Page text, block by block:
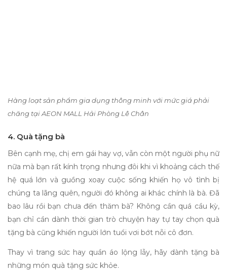
Hàng loạt sản phẩm gia dụng thông minh với mức giá phải
chăng tại AEON MALL Hải Phòng Lê Chân
4. Quà tặng bà
Bên cạnh mẹ, chị em gái hay vợ, vẫn còn một người phụ nữ
nữa mà bạn rất kính trọng nhưng đôi khi vì khoảng cách thế
hệ quá lớn và guồng xoay cuộc sống khiến họ vô tình bị
chúng ta lãng quên, người đó không ai khác chính là bà. Đã
bao lâu rồi bạn chưa đến thăm bà? Không cần quá cầu kỳ,
bạn chỉ cần dành thời gian trò chuyện hay tự tay chọn quà
tặng bà cũng khiến người lớn tuổi vơi bớt nỗi cô đơn.
Thay vì trang sức hay quần áo lộng lẫy, hãy dành tặng bà
những món quà tặng sức khỏe.